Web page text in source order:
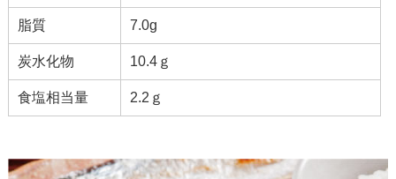
脂質 7.0g
炭水化物 10.4ｇ
食塩相当量 2.2ｇ